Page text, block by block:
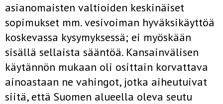
asianomaisten valtioiden keskinäiset
sopimukset mm. vesivoiman hyväksikäyttöä
koskevassa kysymyksessä; ei myöskään
sisällä sellaista sääntöä. Kansainvälisen
käytännön mukaan oli osittain korvattava
ainoastaan ne vahingot, jotka aiheutuivat
siitä, että Suomen alueella oleva seutu